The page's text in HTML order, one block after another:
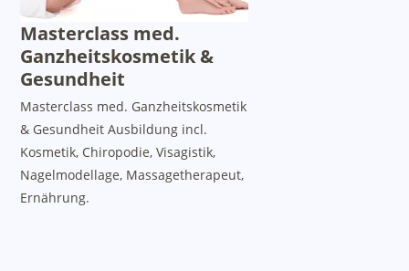
Masterclass med.
Ganzheitskosmetik &
Gesundheit
Masterclass med. Ganzheitskosmetik
& Gesundheit Ausbildung incl.
Kosmetik, Chiropodie, Visagistik,
Nagelmodellage, Massagetherapeut,
Ernährung.